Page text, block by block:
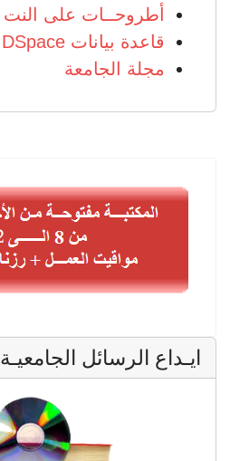
أطروحــات على النت PNST
قاعدة بيانات DSpace
مجلة الجامعة
ايـداع الرسائل الجامعيـة